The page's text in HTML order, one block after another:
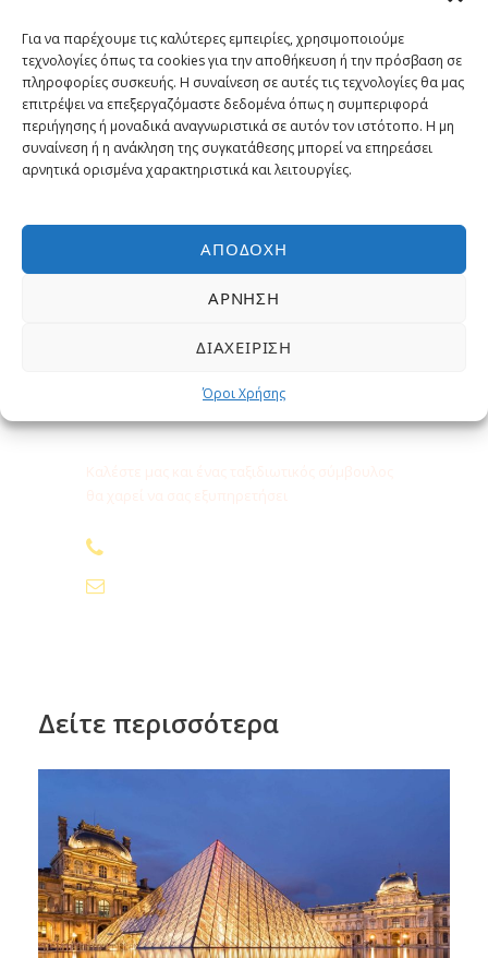
Για να παρέχουμε τις καλύτερες εμπειρίες, χρησιμοποιούμε
τεχνολογίες όπως τα cookies για την αποθήκευση ή την πρόσβαση σε
πληροφορίες συσκευής. Η συναίνεση σε αυτές τις τεχνολογίες θα μας
επιτρέψει να επεξεργαζόμαστε δεδομένα όπως η συμπεριφορά
περιήγησης ή μοναδικά αναγνωριστικά σε αυτόν τον ιστότοπο. Η μη
συναίνεση ή η ανάκληση της συγκατάθεσης μπορεί να επηρεάσει
αρνητικά ορισμένα χαρακτηριστικά και λειτουργίες.
ΑΠΟΔΟΧΉ
ΆΡΝΗΣΗ
ΔΙΑΧΕΊΡΙΣΗ
Όροι Χρήσης
Εγγυημένα η χαμηλότερη τιμή
Έμπειροι Ταξιδιωτικοί σύμβουλοι
Δωρεάν Υπηρεσίες
Χρειάζεστε βοήθεια;
Δείτε περισσότερα